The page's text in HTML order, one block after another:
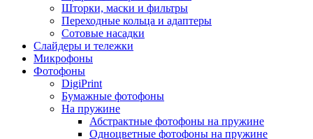
Шторки, маски и фильтры
Переходные кольца и адаптеры
Сотовые насадки
Слайдеры и тележки
Микрофоны
Фотофоны
DigiPrint
Бумажные фотофоны
На пружине
Абстрактные фотофоны на пружине
Одноцветные фотофоны на пружине